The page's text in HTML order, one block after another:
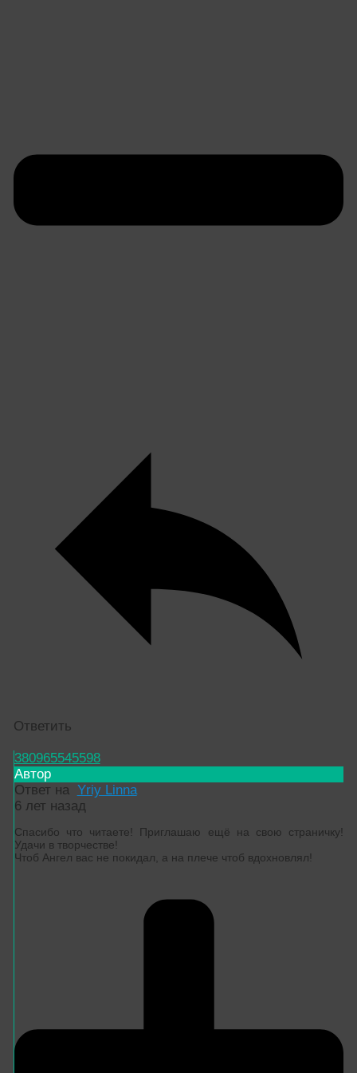
Ответить
380965545598
Автор
Ответ на Yriy Linna
6 лет назад
Спасибо что читаете! Приглашаю ещё на свою страничку!
Удачи в творчестве!
Чтоб Ангел вас не покидал, а на плече чтоб вдохновлял!